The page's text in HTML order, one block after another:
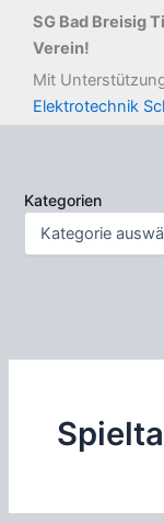
Inhalt
SG Bad Breisig
Verein!
Mit
Elektrotechnik
Kategorien